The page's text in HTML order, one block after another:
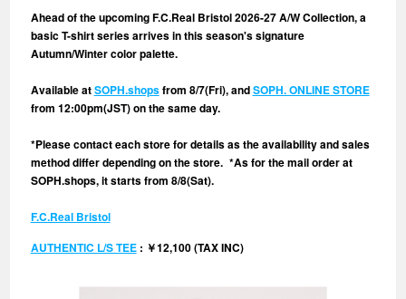
Ahead of the upcoming F.C.Real Bristol 2026-27 A/W Collection, a
basic T-shirt series arrives in this season's signature
Autumn/Winter color palette.
Available atSOPH.shopsfrom 8/7(Fri), andSOPH. ONLINE STORE
from 12:00pm(JST) on the same day.
*Please contact each store for details as the availability and sales
method differ depending on the store. *As for the mail order at
SOPH.shops, it starts from 8/8(Sat).
F.C.Real Bristol
AUTHENTIC L/S TEE: ￥12,100 (TAX INC)